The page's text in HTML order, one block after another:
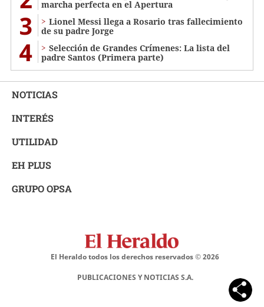
marcha perfecta en el Apertura
3
Lionel Messi llega a Rosario tras fallecimiento
de su padre Jorge
4
Selección de Grandes Crímenes: La lista del
padre Santos (Primera parte)
NOTICIAS
INTERÉS
UTILIDAD
EH PLUS
GRUPO OPSA
El Heraldo todos los derechos reservados ©2026
PUBLICACIONES Y NOTICIAS S.A.